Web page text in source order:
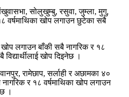
सोलुखुम्बु, रसुवा, जुम्ला, मुगु,
१८ वर्षमाथिका खोप लगाउन छुटेका सबै
खोप लगाउन बाँकी सबै नागरिक र १८
खोप दिइनेछ ।
रामेछाप, सर्लाही र अछामका ४०
र १८ वर्षमाथिका खोप लगाउन
।